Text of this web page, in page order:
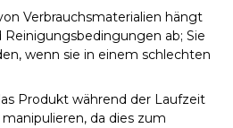
Verbrauchsmaterialien hängt
ab; Sie
wenn sie in einem schlechten
Produkt während der Laufzeit
da dies zum